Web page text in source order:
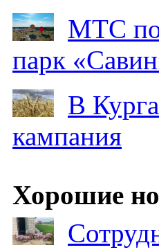
МТС
парк
В
кампания
Хорошие